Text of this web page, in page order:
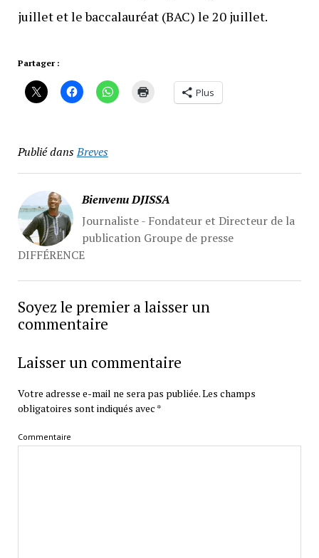
juillet et le baccalauréat (BAC) le 20 juillet.
Partager :
Plus
Publié dansBreves
Bienvenu DJISSA
Journaliste - Fondateur et Directeur de la
publication Groupe de presse
DIFFÉRENCE
Soyez le premier a laisser un
commentaire
Laisser un commentaire
Votre adresse e-mail ne sera pas publiée.Les champs
obligatoires sont indiqués avec *
Commentaire